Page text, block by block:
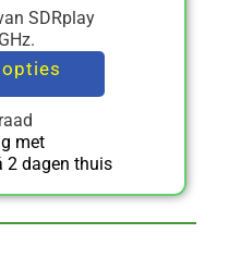
SDRplay
met
2 dagen thuis